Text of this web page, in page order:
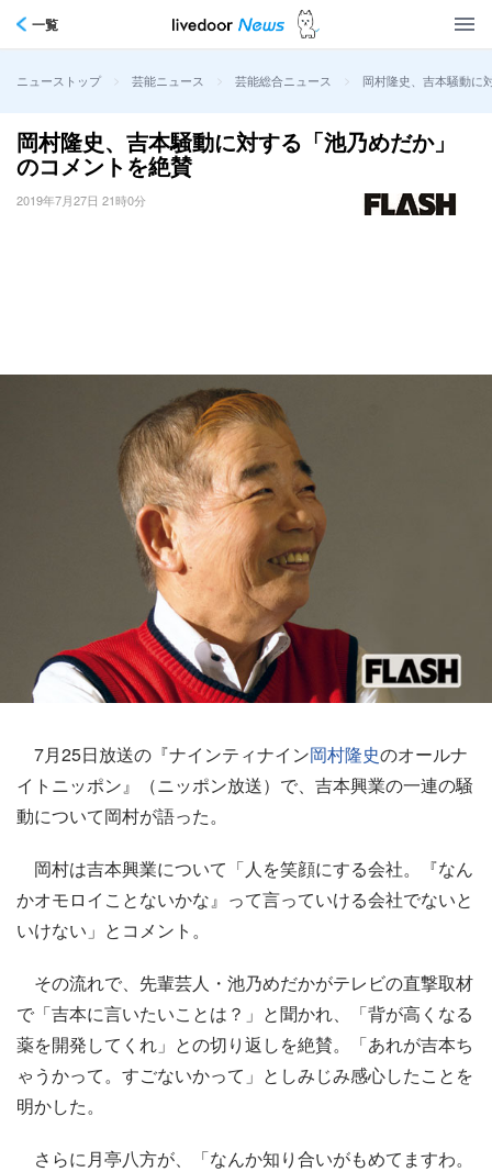
一覧
ニューストップ > 芸能ニュース > 芸能総合ニュース > 岡村隆史、吉本騒動に
岡村隆史、吉本騒動に対する「池乃めだか」
のコメントを絶賛
2019年7月27日 21時0分
7月25日放送の『ナインティナイン岡村隆史のオールナ
イトニッポン』（ニッポン放送）で、吉本興業の一連の騒
動について岡村が語った。
岡村は吉本興業について「人を笑顔にする会社。『なん
かオモロイことないかな』って言っていける会社でないと
いけない」とコメント。
その流れで、先輩芸人・池乃めだかがテレビの直撃取材
で「吉本に言いたいことは？」と聞かれ、「背が高くなる
薬を開発してくれ」との切り返しを絶賛。「あれが吉本ち
ゃうかって。すごないかって」としみじみ感心したことを
明かした。
さらに月亭八方が、「なんか知り合いがもめてますわ。